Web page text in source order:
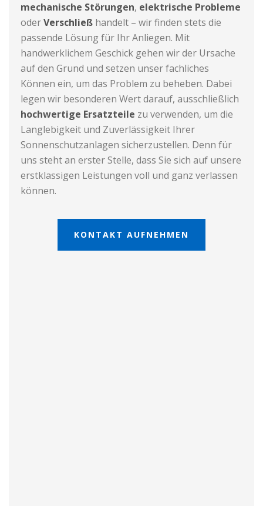
mechanische Störungen, elektrische Probleme
oderVerschließ handelt – wir finden stets die
passende Lösung für Ihr Anliegen. Mit
handwerklichem Geschick gehen wir der Ursache
auf den Grund und setzen unser fachliches
Können ein, um das Problem zu beheben. Dabei
legen wir besonderen Wert darauf, ausschließlich
hochwertige Ersatzteile zu verwenden, um die
Langlebigkeit und Zuverlässigkeit Ihrer
Sonnenschutzanlagen sicherzustellen. Denn für
uns steht an erster Stelle, dass Sie sich auf unsere
erstklassigen Leistungen voll und ganz verlassen
können.
KONTAKT AUFNEHMEN